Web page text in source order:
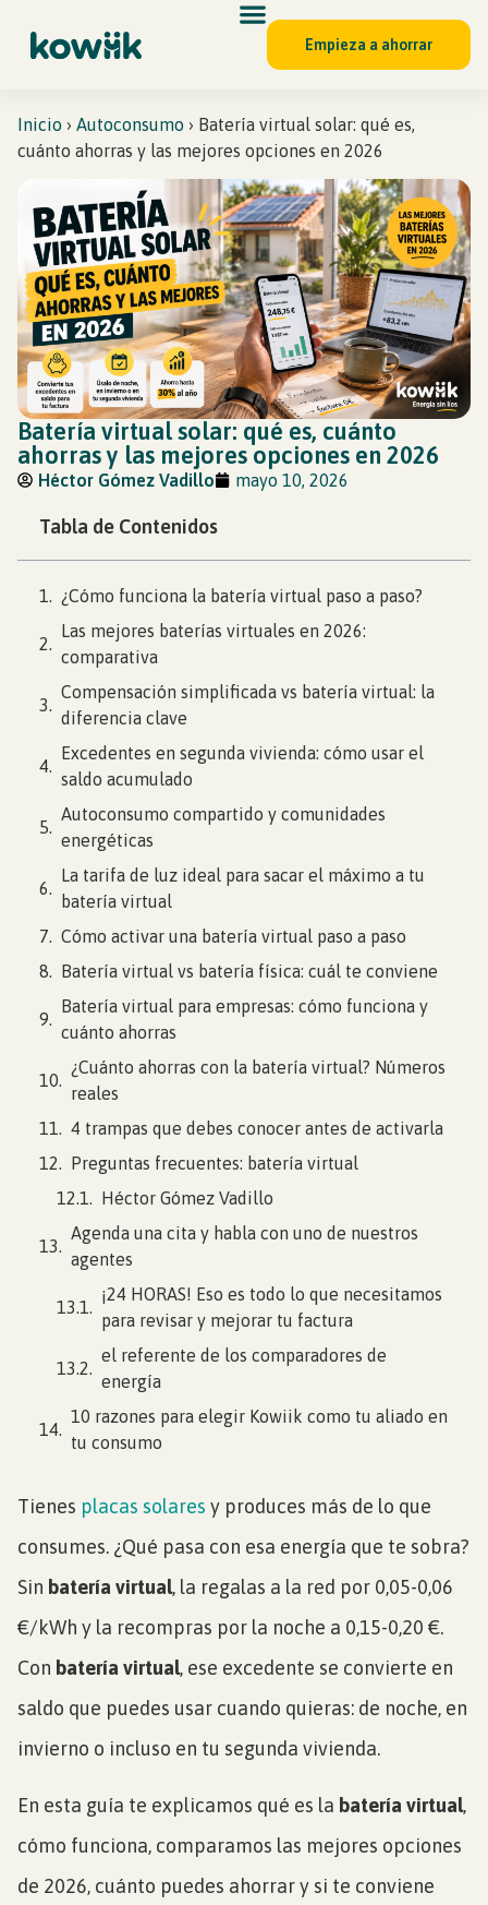
Empieza a ahorrar
Inicio › Autoconsumo › Batería virtual solar: qué es,
cuánto ahorras y las mejores opciones en 2026
Batería virtual solar: qué es, cuánto
ahorras y las mejores opciones en 2026
Héctor Gómez Vadillo mayo 10, 2026
Tabla de Contenidos
¿Cómo funciona la batería virtual paso a paso?
Las mejores baterías virtuales en 2026:
comparativa
Compensación simplificada vs batería virtual: la
diferencia clave
Excedentes en segunda vivienda: cómo usar el
saldo acumulado
Autoconsumo compartido y comunidades
energéticas
La tarifa de luz ideal para sacar el máximo a tu
batería virtual
Cómo activar una batería virtual paso a paso
Batería virtual vs batería física: cuál te conviene
Batería virtual para empresas: cómo funciona y
cuánto ahorras
¿Cuánto ahorras con la batería virtual? Números
reales
4 trampas que debes conocer antes de activarla
Preguntas frecuentes: batería virtual
Héctor Gómez Vadillo
Agenda una cita y habla con uno de nuestros
agentes
¡24 HORAS! Eso es todo lo que necesitamos
para revisar y mejorar tu factura
el referente de los comparadores de
energía
10 razones para elegir Kowiik como tu aliado en
tu consumo
Tienes placas solares y produces más de lo que
consumes. ¿Qué pasa con esa energía que te sobra?
Sin batería virtual, la regalas a la red por 0,05-0,06
€/kWh y la recompras por la noche a 0,15-0,20 €.
Con batería virtual, ese excedente se convierte en
saldo que puedes usar cuando quieras: de noche, en
invierno o incluso en tu segunda vivienda.
En esta guía te explicamos qué es la batería virtual,
cómo funciona, comparamos las mejores opciones
de 2026, cuánto puedes ahorrar y si te conviene